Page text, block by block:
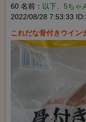
60 名前： 以下、5ちゃ
2022/08/28 7:53:33